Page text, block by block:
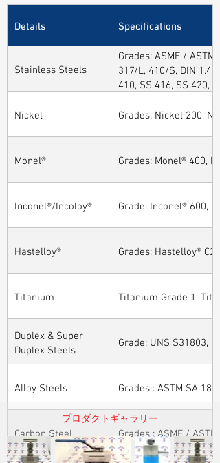
Details Specifications
Stainless Steels
Grades: ASME /
317/L, 410/S, DIN
410, SS 416, SS 420,
Nickel
Grades: Nickel 200,
Monel® Grades: Monel® 400,
Inconel®/Incoloy® Grade: Inconel® 600,
Hastelloy® Grades: Hastelloy®
Titanium Titanium Grade 1,
Duplex & Super
Duplex Steels
Grade: UNS S31803,
Alloy Steels Grades : ASTM SA
Carbon Steel Grades : ASME /
プロダクトギャラリー